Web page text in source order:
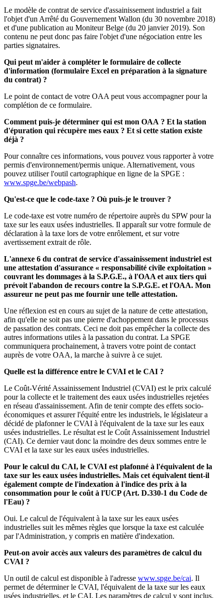
Le modèle de contrat de service d'assainissement industriel a fait
l'objet d'un Arrêté du Gouvernement Wallon (du 30 novembre 2018)
et d'une publication au Moniteur Belge (du 20 janvier 2019). Son
contenu ne peut donc pas faire l'objet d'une négociation entre les
parties signataires.
Qui peut m'aider à compléter le formulaire de collecte
d'information (formulaire Excel en préparation à la signature
du contrat) ?
Le point de contact de votre OAA peut vous accompagner pour la
complétion de ce formulaire.
Comment puis-je déterminer qui est mon OAA ? Et la station
d'épuration qui récupère mes eaux ? Et si cette station existe
déjà ?
Pour connaître ces informations, vous pouvez vous rapporter à votre
permis d'environnement/permis unique. Alternativement, vous
pouvez utiliser l'outil cartographique en ligne de la SPGE :
www.spge.be/webpash.
Qu'est-ce que le code-taxe ? Où puis-je le trouver ?
Le code-taxe est votre numéro de répertoire auprès du SPW pour la
taxe sur les eaux usées industrielles. Il apparaît sur votre formule de
déclaration à la taxe lors de votre enrôlement, et sur votre
avertissement extrait de rôle.
L'annexe 6 du contrat de service d'assainissement industriel est
une attestation d'assurance « responsabilité civile exploitation »
couvrant les dommages à la S.P.G.E., à l'OAA et aux tiers qui
prévoit l'abandon de recours contre la S.P.G.E. et l'OAA. Mon
assureur ne peut pas me fournir une telle attestation.
Une réflexion est en cours au sujet de la nature de cette attestation,
afin qu'elle ne soit pas une pierre d'achoppement dans le processus
de passation des contrats. Ceci ne doit pas empêcher la collecte des
autres informations utiles à la passation du contrat. La SPGE
communiquera prochainement, à travers votre point de contact
auprès de votre OAA, la marche à suivre à ce sujet.
Quelle est la différence entre le CVAI et le CAI ?
Le Coût-Vérité Assainissement Industriel (CVAI) est le prix calculé
pour la collecte et le traitement des eaux usées industrielles rejetées
en réseau d'assainissement. Afin de tenir compte des effets socio-
économiques et assurer l'équité entre les industriels, le législateur a
décidé de plafonner le CVAI à l'équivalent de la taxe sur les eaux
usées industrielles. Le résultat est le Coût Assainissement Industriel
(CAI). Ce dernier vaut donc la moindre des deux sommes entre le
CVAI et la taxe sur les eaux usées industrielles.
Pour le calcul du CAI, le CVAI est plafonné à l'équivalent de la
taxe sur les eaux usées industrielles. Mais cet équivalent tient-il
également compte de l'indexation à l'indice des prix à la
consommation pour le coût à l'UCP (Art. D.330-1 du Code de
l'Eau) ?
Oui. Le calcul de l'équivalent à la taxe sur les eaux usées
industrielles suit les mêmes règles que lorsque la taxe est calculée
par l'Administration, y compris en matière d'indexation.
Peut-on avoir accès aux valeurs des paramètres de calcul du
CVAI ?
Un outil de calcul est disponible à l'adresse www.spge.be/cai. Il
permet de déterminer le CVAI, l'équivalent de la taxe sur les eaux
usées industrielles, et le CAI. Les paramètres de calcul y sont inclus.